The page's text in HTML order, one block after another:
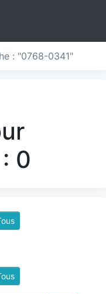
: "0768-0341"
0